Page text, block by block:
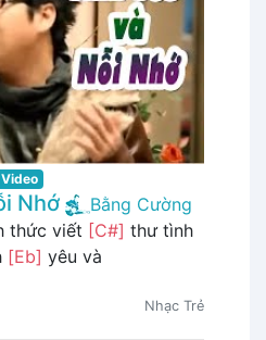
Video
Nhớ
Bằng Cường
thức viết [C#] thư tình
[Eb] yêu và
Nhạc Trẻ